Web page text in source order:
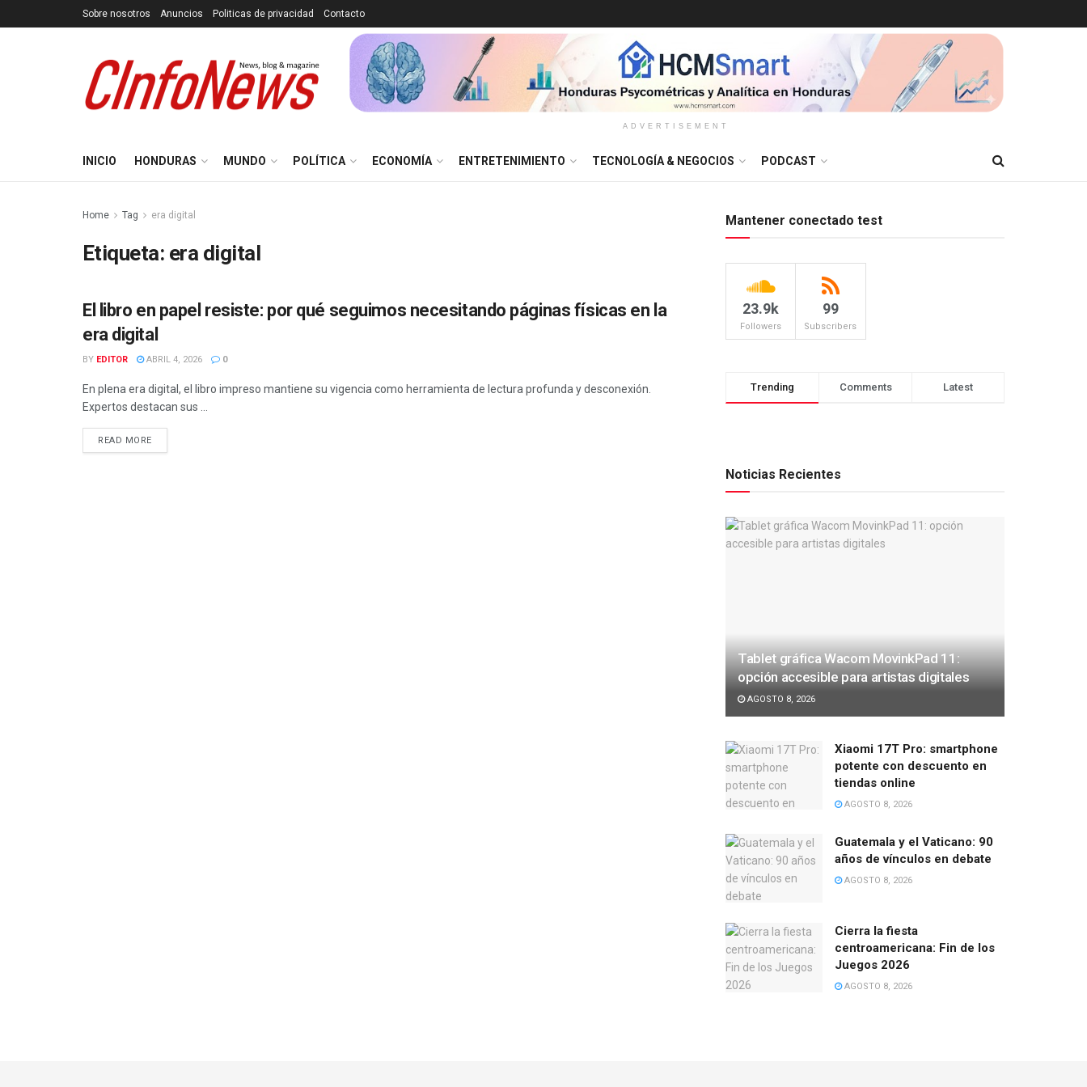
Sobre nosotros Anuncios Politicas de privacidad Contacto
ADVERTISEMENT
INICIO HONDURAS MUNDO POLÍTICA ECONOMÍA ENTRETENIMIENTO TECNOLOGÍA & NEGOCIOS PODCAST
Home Tag era digital
Etiqueta: era digital
CULTURA
El libro en papel resiste: por qué seguimos necesitando páginas físicas en la
era digital
BY EDITOR ABRIL 4, 2026 0
En plena era digital, el libro impreso mantiene su vigencia como herramienta de lectura profunda y desconexión.
Expertos destacan sus ...
READ MORE
Mantener conectado test
23.9k
Followers
99
Subscribers
Trending Comments Latest
Noticias Recientes
Tablet gráfica Wacom MovinkPad 11:
opción accesible para artistas digitales
AGOSTO 8, 2026
Xiaomi 17T Pro: smartphone
potente con descuento en
tiendas online
AGOSTO 8, 2026
Guatemala y el Vaticano: 90
años de vínculos en debate
AGOSTO 8, 2026
Cierra la fiesta
centroamericana: Fin de los
Juegos 2026
AGOSTO 8, 2026